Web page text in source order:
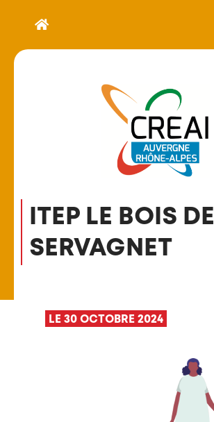
ITEP LE BOIS DE
SERVAGNET
LE 30 OCTOBRE 2024